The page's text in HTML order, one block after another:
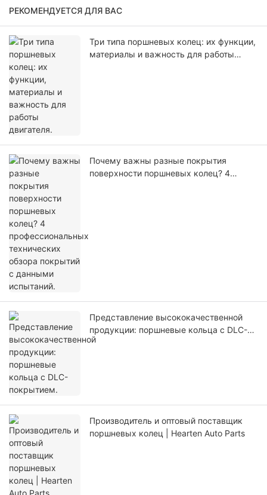
РЕКОМЕНДУЕТСЯ ДЛЯ ВАС
Три типа поршневых колец: их функции,
материалы и важность для работы
Почему важны разные покрытия
поверхности поршневых колец? 4
Представление высококачественной
продукции: поршневые кольца с DLC-
покрытием.
Производитель и оптовый поставщик
поршневых колец | Hearten Auto Parts